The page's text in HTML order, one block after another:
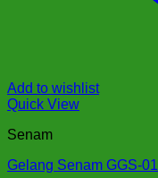
Add to wishlist
Quick View
Senam
Gelang Senam GGS-01